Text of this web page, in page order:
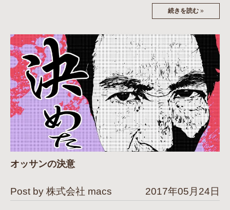
続きを読む »
オッサンの決意
Post by 株式会社 macs 2017年05月24日